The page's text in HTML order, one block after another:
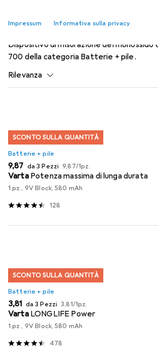
Impressum Informativa sulla privacy
Dispositivo di misurazione del monossido
700 della categoria Batterie + pile.
Rilevanza
SCONTO SULLA QUANTITÀ
Batterie + pile
EUR
9,87 da 3 Pezzi EUR
9,87/1pz.
Varta Potenza massima di lunga durata
1 pz., 9V Block, 580 mAh
128
SCONTO SULLA QUANTITÀ
Batterie + pile
EUR
3,81 da 3 Pezzi EUR
3,81/1pz.
Varta LONGLIFE Power
1 pz., 9V Block, 580 mAh
478